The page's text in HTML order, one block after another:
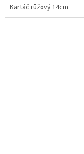
Kartáč růžový 14cm